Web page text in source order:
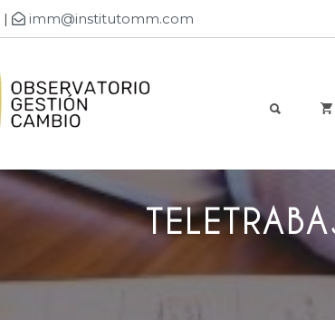
| imm@institutomm.com